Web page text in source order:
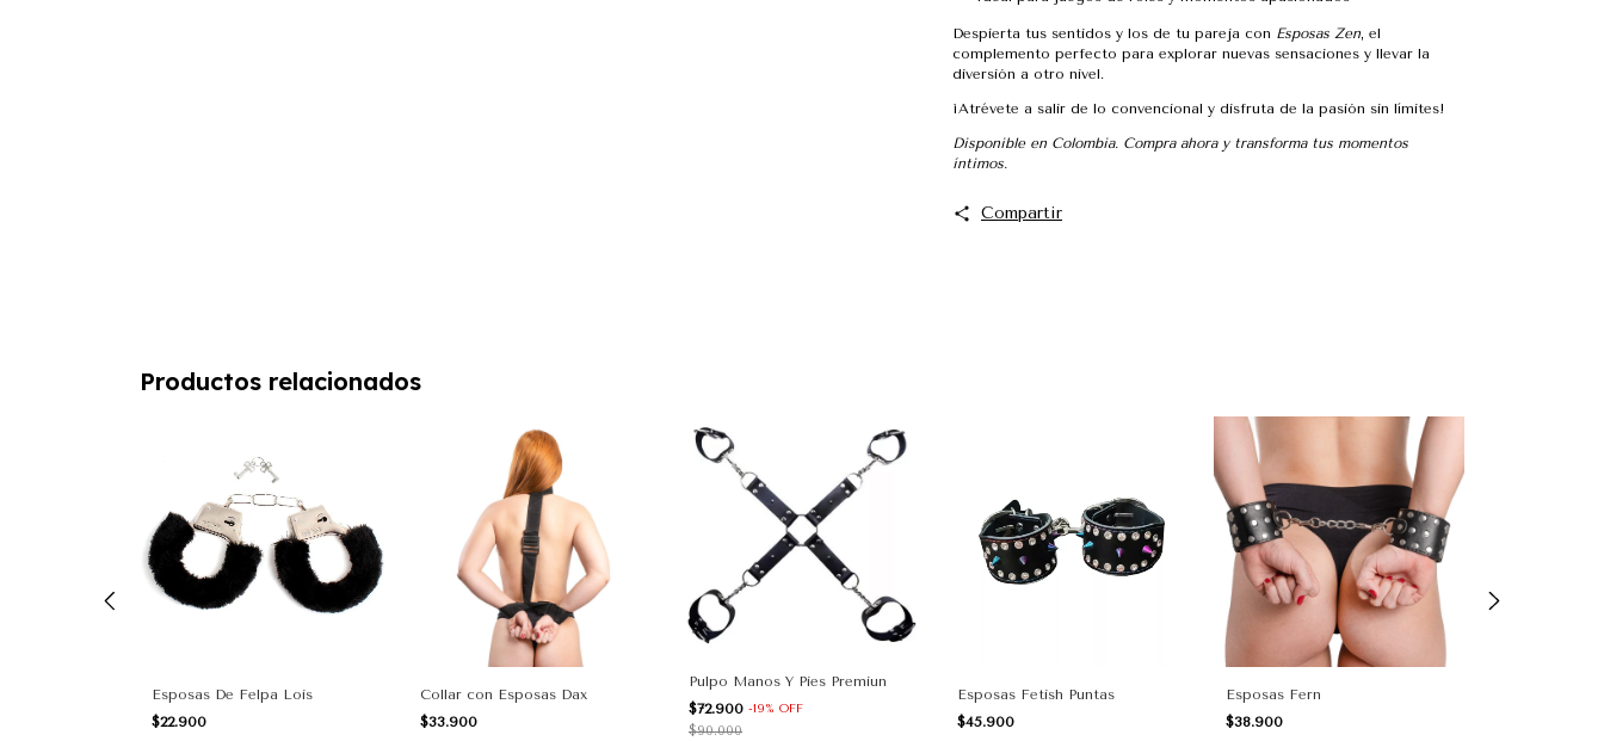
Despierta tus sentidos y los de tu pareja con Esposas Zen, el
complemento perfecto para explorar nuevas sensaciones y llevar la
diversión a otro nivel.
¡Atrévete a salir de lo convencional y disfruta de la pasión sin límites!
Disponible en Colombia. Compra ahora y transforma tus momentos
íntimos.
Compartir
Productos relacionados
Esposas De Felpa Lois
$22.900
Collar con Esposas Dax
$33.900
Pulpo Manos Y Pies Premiun
$72.900 -19% OFF
$90.000
Esposas Fetish Puntas
$45.900
Esposas Fern
$38.900